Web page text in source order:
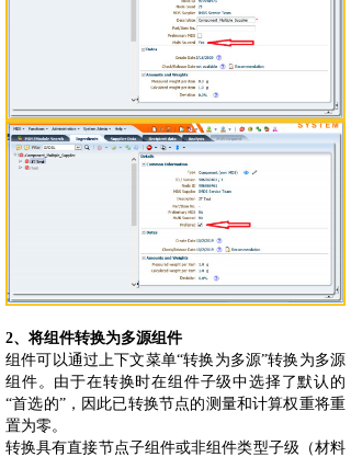
2、将组件转换为多源组件
组件可以通过上下文菜单“转换为多源”转换为多源
组件。由于在转换时在组件子级中选择了默认的
“首选的”，因此已转换节点的测量和计算权重将重
置为零。
转换具有直接节点子组件或非组件类型子级（材料